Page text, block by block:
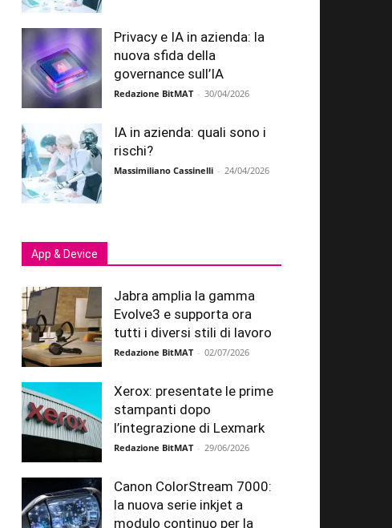
Privacy e IA in azienda: la
nuova sfida della
governance sull’IA
Redazione BitMAT - 30/04/2026
IA in azienda: quali sono i
rischi?
Massimiliano Cassinelli - 24/04/2026
App & Device
Jabra amplia la gamma
Evolve3 e supporta ora
tutti i diversi stili di lavoro
Redazione BitMAT - 02/07/2026
Xerox: presentate le prime
stampanti dopo
l’integrazione di Lexmark
Redazione BitMAT - 29/06/2026
Canon ColorStream 7000:
la nuova serie inkjet a
modulo continuo per la